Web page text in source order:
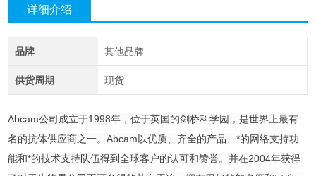
详细介绍
品牌 其他品牌
供货周期 现货
Abcam公司成立于1998年，位于英国的剑桥科学园，是世界上最有
名的抗体供应商之一。Abcam以优质、齐全的产品、*的网络支持功
能和*的技术支持队伍得到全球客户的认可和赞誉。并在2004年获得